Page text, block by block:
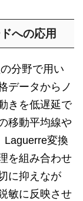
への応用
分野で用い
データからノ
きを低遅延で
移動平均線や
Laguerre変換
を組み合わせ
に抑えなが
敏に反映させ